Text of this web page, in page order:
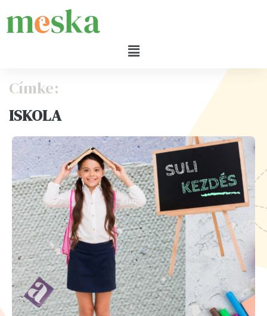
Címke:
ISKOLA